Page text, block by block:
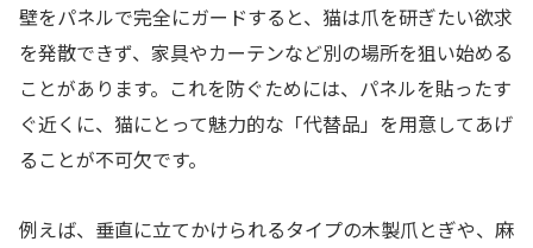
壁をパネルで完全にガードすると、猫は爪を研ぎたい欲求
を発散できず、家具やカーテンなど別の場所を狙い始める
ことがあります。これを防ぐためには、パネルを貼ったす
ぐ近くに、猫にとって魅力的な「代替品」を用意してあげ
ることが不可欠です。
例えば、垂直に立てかけられるタイプの木製爪とぎや、麻